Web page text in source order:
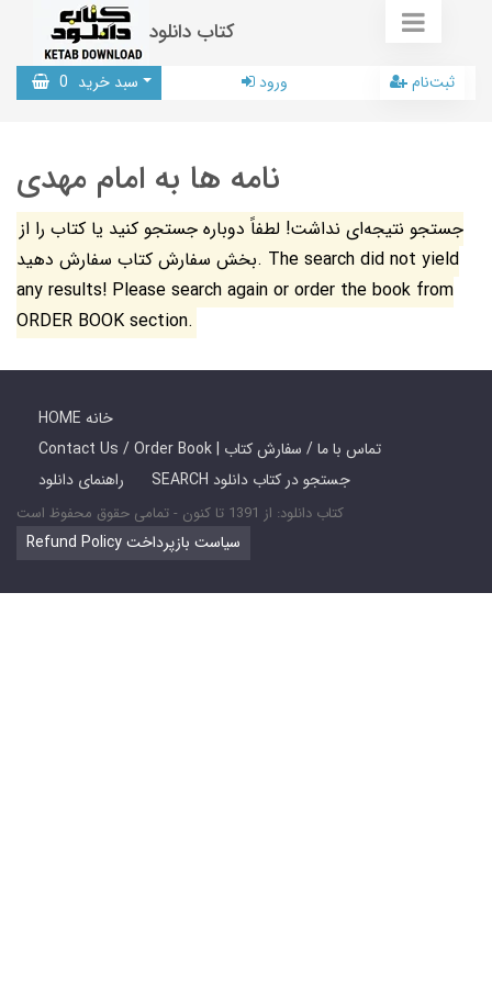
کتاب دانلود
سبد خرید 0 ورود ثبت‌نام
نامه ها به امام مهدی
جستجو نتیجه‌ای نداشت! لطفاً دوباره جستجو کنید یا کتاب را از
بخش سفارش کتاب سفارش دهید. The search did not yield
any results! Please search again or order the book from
ORDER BOOK section.
HOME خانه
Contact Us / Order Book | تماس با ما / سفارش کتاب
راهنمای دانلود
SEARCH جستجو در کتاب دانلود
کتاب دانلود: از 1391 تا کنون - تمامی حقوق محفوظ است
Refund Policy سیاست بازپرداخت